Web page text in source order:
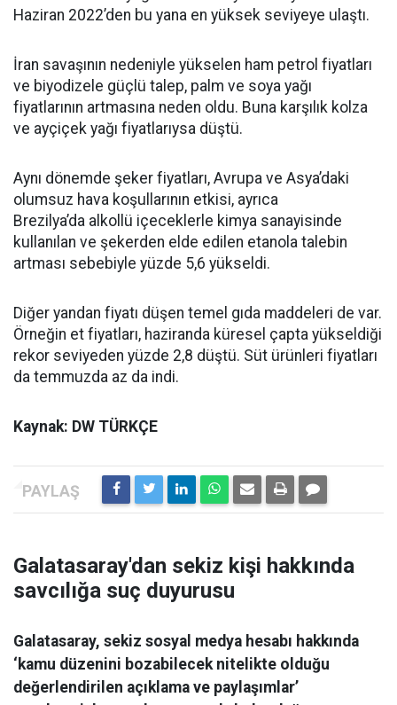
Haziran 2022’den bu yana en yüksek seviyeye ulaştı.
İran savaşının nedeniyle yükselen ham petrol fiyatları
ve biyodizele güçlü talep, palm ve soya yağı
fiyatlarının artmasına neden oldu. Buna karşılık kolza
ve ayçiçek yağı fiyatlarıysa düştü.
Aynı dönemde şeker fiyatları, Avrupa ve Asya’daki
olumsuz hava koşullarının etkisi, ayrıca
Brezilya’da alkollü içeceklerle kimya sanayisinde
kullanılan ve şekerden elde edilen etanola talebin
artması sebebiyle yüzde 5,6 yükseldi.
Diğer yandan fiyatı düşen temel gıda maddeleri de var.
Örneğin et fiyatları, haziranda küresel çapta yükseldiği
rekor seviyeden yüzde 2,8 düştü. Süt ürünleri fiyatları
da temmuzda az da indi.
Kaynak: DW TÜRKÇE
Galatasaray'dan sekiz kişi hakkında
savcılığa suç duyurusu
Galatasaray, sekiz sosyal medya hesabı hakkında
‘kamu düzenini bozabilecek nitelikte olduğu
değerlendirilen açıklama ve paylaşımlar’